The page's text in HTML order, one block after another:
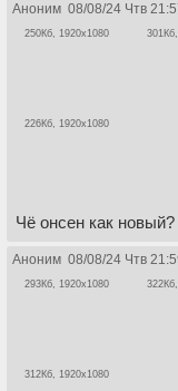
Аноним 08/08/24 Чтв
250Кб, 1920x1080
226Кб, 1920x1080
Чё онсен как новый?
Аноним 08/08/24 Чтв
293Кб, 1920x1080
312Кб, 1920x1080